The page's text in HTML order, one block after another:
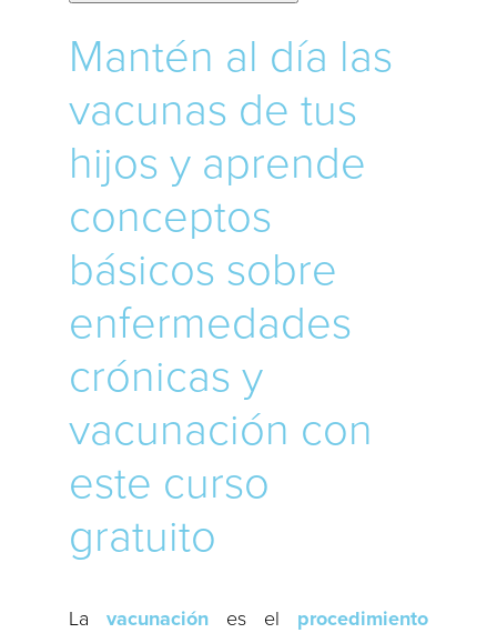
Mantén al día las
vacunas de tus
hijos y aprende
conceptos
básicos sobre
enfermedades
crónicas y
vacunación con
este curso
gratuito
Lavacunación es el procedimiento